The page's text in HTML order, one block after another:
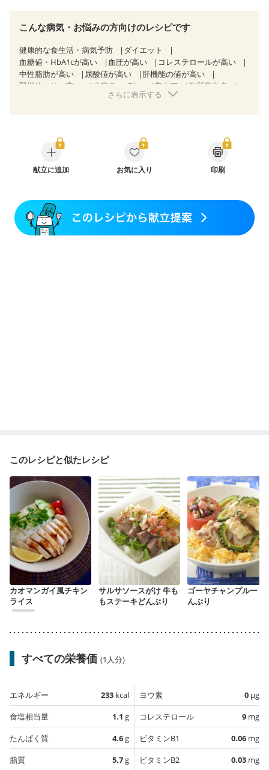
こんな病気・お悩みの方向けのレシピです
健康的な食生活・病気予防
ダイエット
血糖値・HbA1cが高い
血圧が高い
コレステロールが高い
中性脂肪が高い
尿酸値が高い
肝機能の値が高い
腎機能の値が高い
糖尿病（2型） 高血圧
脂質異常症
狭心症 心筋梗塞
糖尿病性腎症（第２期）
糖尿病性腎症（第３期）
CKD（ステージ１）
CKD（ステージ２）
CKD（ステージ３a）
CKD（ステージ３b）
乳がん治療を終えた方・経過観察中の方など
妊婦健診・体重増加が気になる（初期）
妊婦健診・血圧が気になる（初期）
さらに表示する
献立に追加 お気に入り 印刷
このレシピと似たレシピ
カオマンガイ風チキン
ライス
サルサソースがけ 牛も
もステーキどんぶり
ゴーヤチャンプルー ど
んぶり
すべての栄養価 (1人分)
エネルギー 233 kcal
食塩相当量
1.1 g
たんぱく質
4.6g
脂質
5.7g
ヨウ素 0 µg
コレステロール
9 mg
ビタミンB1
0.06 mg
ビタミンB2
0.03 mg